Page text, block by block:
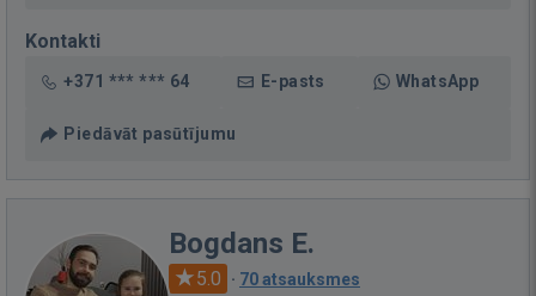
Kontakti
+371 *** *** 64 E-pasts WhatsApp
Piedāvāt pasūtījumu
Bogdans E.
5.0 · 70 atsauksmes